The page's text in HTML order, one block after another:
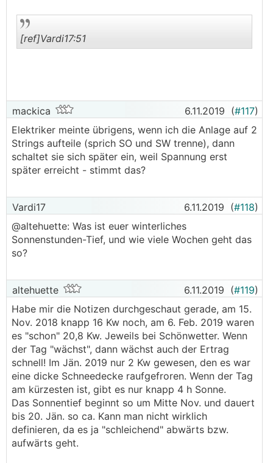
[ref]Vardi17:51
mackica 6.11.2019 (#117)
Elektriker meinte übrigens, wenn ich die Anlage auf 2
Strings aufteile (sprich SO und SW trenne), dann
schaltet sie sich später ein, weil Spannung erst
später erreicht - stimmt das?
Vardi17 6.11.2019 (#118)
@altehuette: Was ist euer winterliches
Sonnenstunden-Tief, und wie viele Wochen geht das
so?
altehuette 6.11.2019 (#119)
Habe mir die Notizen durchgeschaut gerade, am 15.
Nov. 2018 knapp 16 Kw noch, am 6. Feb. 2019 waren
es "schon" 20,8 Kw. Jeweils bei Schönwetter. Wenn
der Tag "wächst", dann wächst auch der Ertrag
schnell! Im Jän. 2019 nur 2 Kw gewesen, den es war
eine dicke Schneedecke raufgefroren. Wenn der Tag
am kürzesten ist, gibt es nur knapp 4 h Sonne.
Das Sonnentief beginnt so um Mitte Nov. und dauert
bis 20. Jän. so ca. Kann man nicht wirklich
definieren, da es ja "schleichend" abwärts bzw.
aufwärts geht.